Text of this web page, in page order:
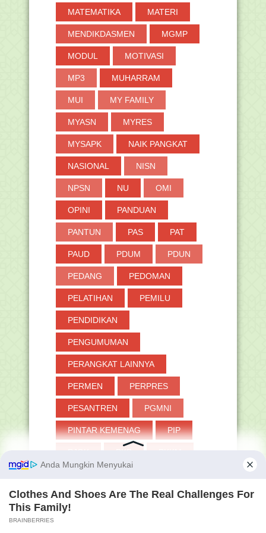
MATEMATIKA MATERI
MENDIKDASMEN MGMP
MODUL MOTIVASI
MP3 MUHARRAM
MUI MY FAMILY
MYASN MYRES
MYSAPK NAIK PANGKAT
NASIONAL NISN
NPSN NU OMI
OPINI PANDUAN
PANTUN PAS PAT
PAUD PDUM PDUN
PEDANG PEDOMAN
PELATIHAN PEMILU
PENDIDIKAN
PENGUMUMAN
PERANGKAT LAINNYA
PERMEN PERPRES
PESANTREN PGMNI
PINTAR KEMENAG PIP
POKJAWAS POLITIK